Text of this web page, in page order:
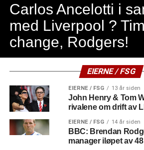
Carlos Ancelotti i
med Liverpool ?
change, Rodgers!
EIERNE / FSG
EIERNE / FSG 13 år siden
John Henry & Tom
rivalene om drift av
EIERNE / FSG 14 år siden
BBC: Brendan
manager iløpet av